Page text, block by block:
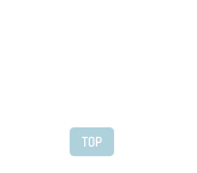
TOP